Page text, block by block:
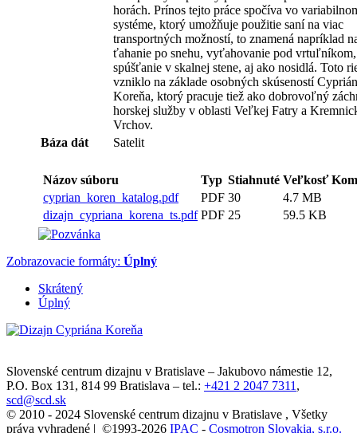
horách. Prínos tejto práce spočíva vo
systéme, ktorý umožňuje použitie saní na viac
transportných možností, to znamená napríklad
ťahanie po snehu, vyťahovanie pod vrtuľníkom,
spúšťanie v skalnej stene, aj ako nosidlá. Toto
vzniklo na základe osobných skúseností
Koreňa, ktorý pracuje tiež ako dobrovoľný
horskej služby v oblasti Veľkej Fatry a
Vrchov.
Báza dát
Satelit
Názov súboru Typ Stiahnuté Veľkosť
cyprian_koren_katalog.pdf
PDF 30
4.7 MB
dizajn_cypriana_korena_ts.pdf PDF 25 59.5 KB
Zobrazovacie formáty: Úplný
Skrátený
Úplný
Slovenské centrum dizajnu v Bratislave – Jakubovo námestie 12,
P.O. Box 131, 814 99 Bratislava – tel.: +421 2 2047 7311 ,
scd@scd.sk
© 2010 - 2024 Slovenské centrum dizajnu v Bratislave , Všetky
práva vyhradené | ©1993-2026 IPAC - Cosmotron Slovakia, s.r.o.